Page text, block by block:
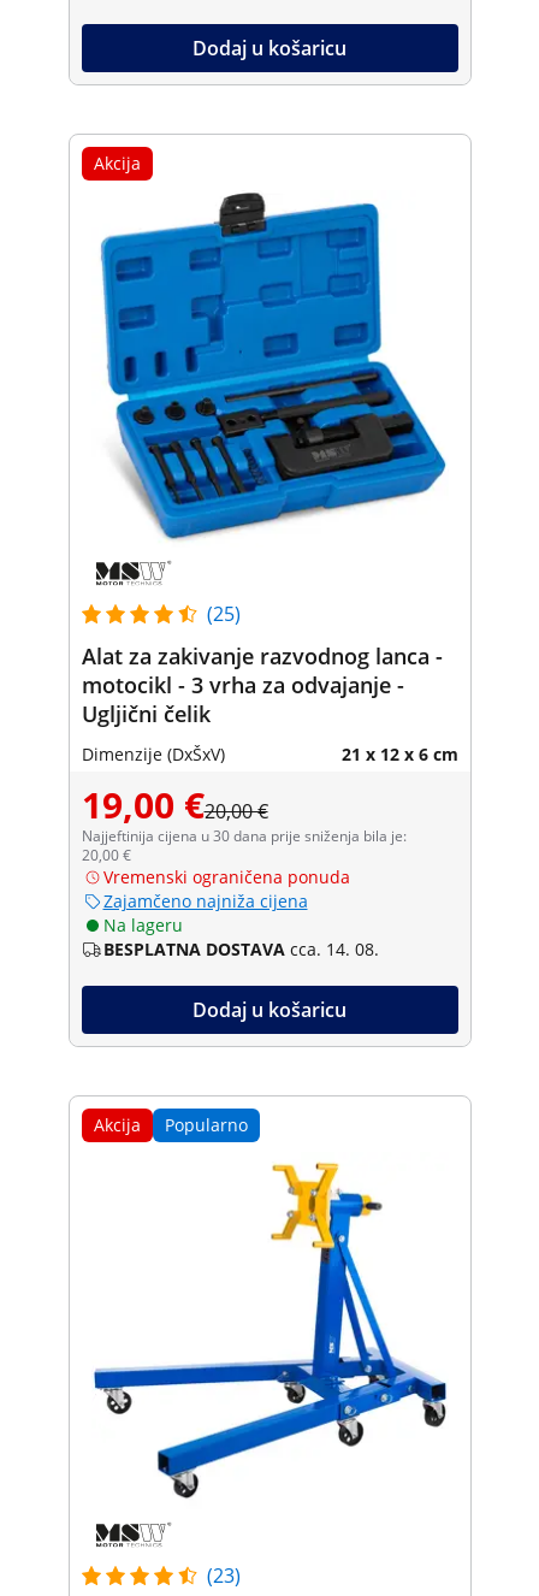
Dodaj u košaricu
Akcija
(25)
Alat za zakivanje razvodnog lanca -
motocikl - 3 vrha za odvajanje -
Ugljični čelik
Dimenzije (DxŠxV) 21 x 12 x 6 cm
19,00 €20,00 €
Najjeftinija cijena u 30 dana prije sniženja bila je:
20,00 €
Vremenski ograničena ponuda
Zajamčeno najniža cijena
Na lageru
BESPLATNA DOSTAVA cca. 14. 08.
Dodaj u košaricu
Akcija Popularno
(23)